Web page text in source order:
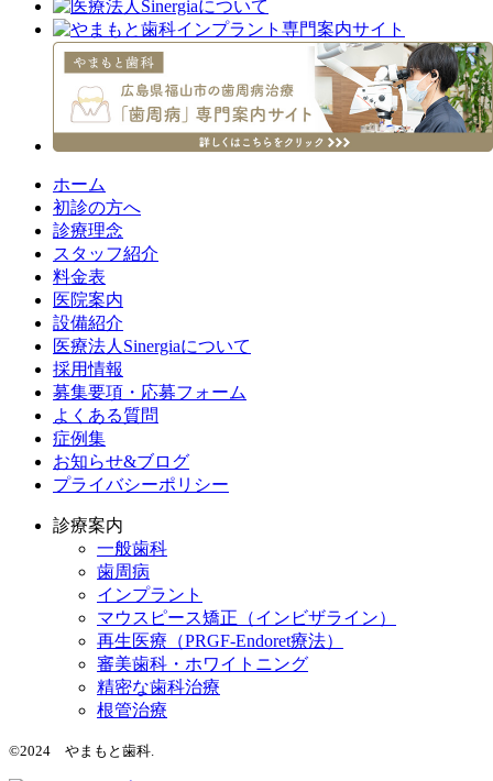
ホーム
初診の方へ
診療理念
スタッフ紹介
料金表
医院案内
設備紹介
医療法人Sinergiaについて
採用情報
募集要項・応募フォーム
よくある質問
症例集
お知らせ&ブログ
プライバシーポリシー
診療案内
一般歯科
歯周病
インプラント
マウスピース矯正（インビザライン）
再生医療（PRGF-Endoret療法）
審美歯科・ホワイトニング
精密な歯科治療
根管治療
©2024 やまもと歯科.